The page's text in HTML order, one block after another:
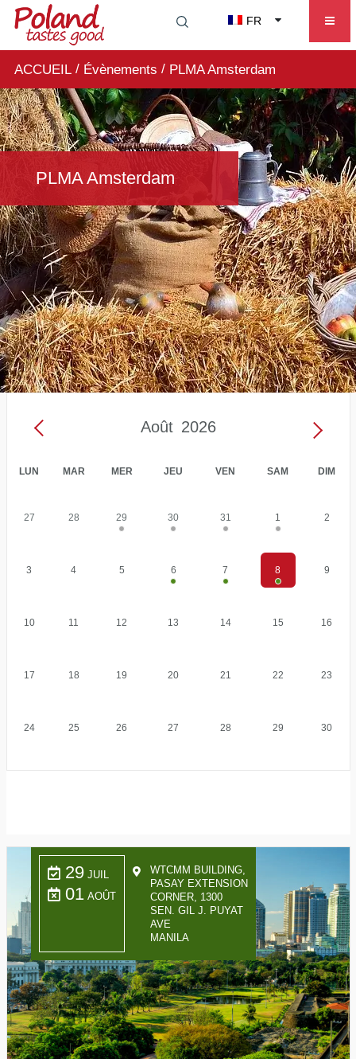
FR
ACCUEIL/ Évènements / PLMA Amsterdam
PLMA Amsterdam
Août 2026
Des
Août
LUN MAR MER JEU VEN SAM DIM
27 28 29 30 31 1 2
3 4 5 6 7 8 9
10 11 12 13 14 15 16
17 18 19 20 21 22 23
24 25 26 27 28 29 30
29 JUIL
01 AOÛT
WTCMM BUILDING,
PASAY EXTENSION
CORNER, 1300
SEN. GIL J. PUYAT
AVE
MANILA